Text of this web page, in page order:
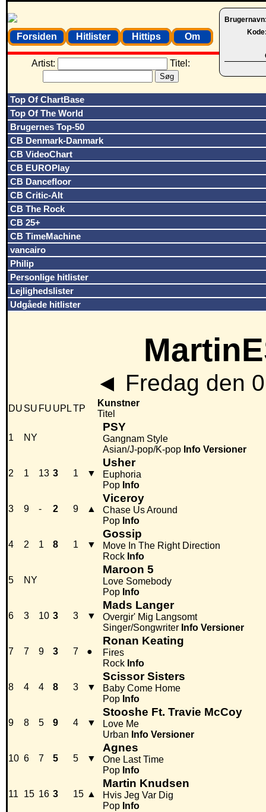
Forsiden Hitlister Hittips Om
Artist: Titel:
Top Of ChartBase
Top Of The World
Brugernes Top-50
CB Denmark-Danmark
CB VideoChart
CB EUROPlay
CB Dancefloor
CB Critic-Alt
CB The Rock
CB 25+
CB TimeMachine
vancairo
Philip
Personlige hitlister
Lejlighedslister
Udgåede hitlister
◄ Fredag den
DU SU FU UPLTP
Kunstner
Titel
1 NY
PSY
Gangnam Style
Asian/J-pop/K-pop Info Versioner
2 1 13 3 1 ▼
Usher
Euphoria
Pop Info
3 9 - 2 9 ▲
Viceroy
Chase Us Around
Pop Info
4 2 1 8 1 ▼
Gossip
Move In The Right Direction
Rock Info
5 NY
Maroon 5
Love Somebody
Pop Info
6 3 10 3 3 ▼
Mads Langer
Overgir' Mig Langsomt
Singer/Songwriter Info Versioner
7 7 9 3 7 ●
Ronan Keating
Fires
Rock Info
8 4 4 8 3 ▼
Scissor Sisters
Baby Come Home
Pop Info
9 8 5 9 4 ▼
Stooshe Ft. Travie McCoy
Love Me
Urban Info Versioner
10 6 7 5 5 ▼
Agnes
One Last Time
Pop Info
11 15 16 3 15 ▲
Martin Knudsen
Hvis Jeg Var Dig
Pop Info